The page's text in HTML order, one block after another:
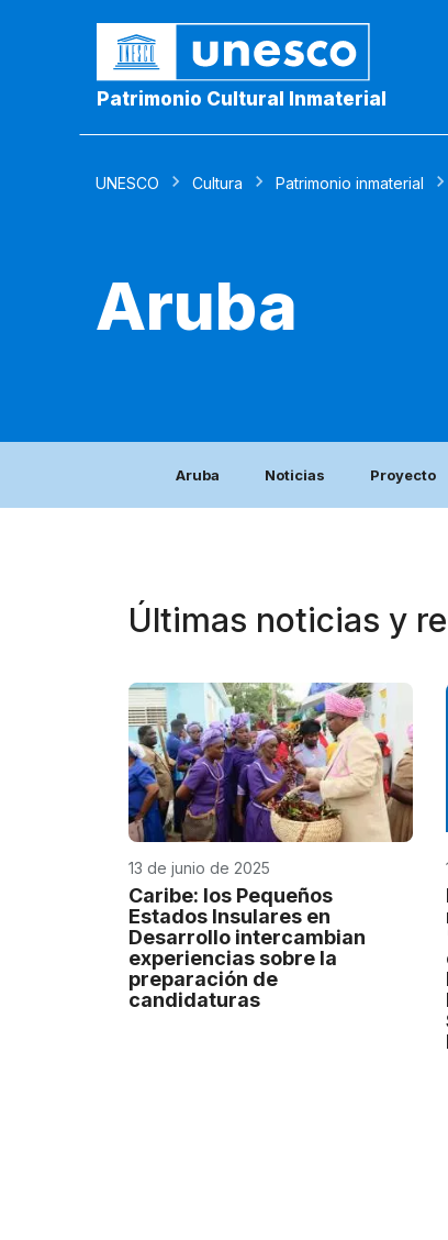
Patrimonio Cultural Inmaterial
UNESCO Cultura Patrimonio inmaterial
Aruba
Aruba Noticias Proyecto
Últimas noticias y
13 de junio de 2025
Caribe: los Pequeños
Estados Insulares en
Desarrollo intercambian
experiencias sobre la
preparación de
candidaturas